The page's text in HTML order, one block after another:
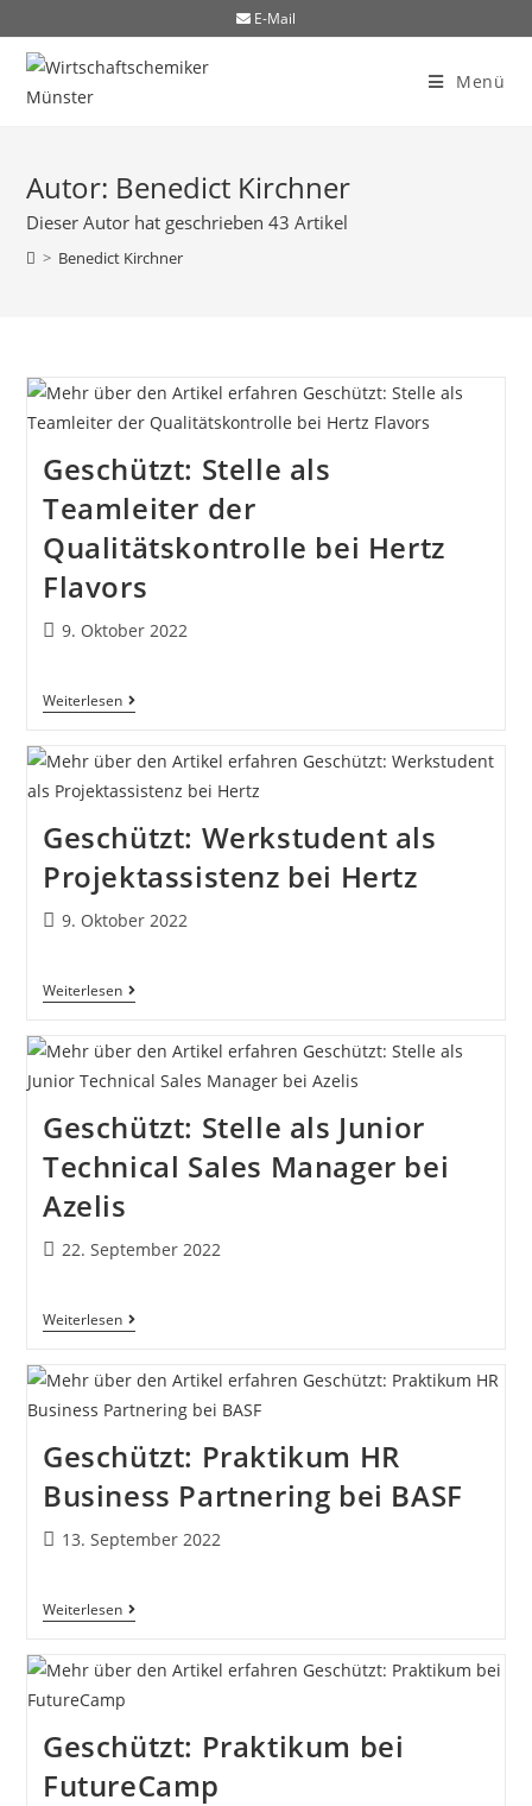
E-Mail
Menü
Autor: Benedict Kirchner
Dieser Autor hat geschrieben 43 Artikel
> Benedict Kirchner
Geschützt: Stelle als
Teamleiter der
Qualitätskontrolle bei Hertz
Flavors
9. Oktober 2022
Weiterlesen
Geschützt: Werkstudent als
Projektassistenz bei Hertz
9. Oktober 2022
Weiterlesen
Geschützt: Stelle als Junior
Technical Sales Manager bei
Azelis
22. September 2022
Weiterlesen
Geschützt: Praktikum HR
Business Partnering bei BASF
13. September 2022
Weiterlesen
Geschützt: Praktikum bei
FutureCamp